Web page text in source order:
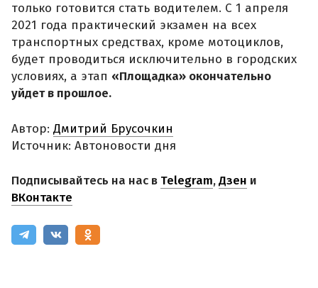
только готовится стать водителем. С 1 апреля
2021 года практический экзамен на всех
транспортных средствах, кроме мотоциклов,
будет проводиться исключительно в городских
условиях, а этап «Площадка» окончательно
уйдет в прошлое.
Автор: Дмитрий Брусочкин
Источник: Автоновости дня
Подписывайтесь на нас в Telegram,Дзен и
ВКонтакте